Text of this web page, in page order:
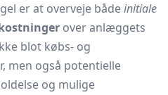
er at overveje bådeinitiale
over anlæggets
blot købs- og
men også potentielle
og mulige